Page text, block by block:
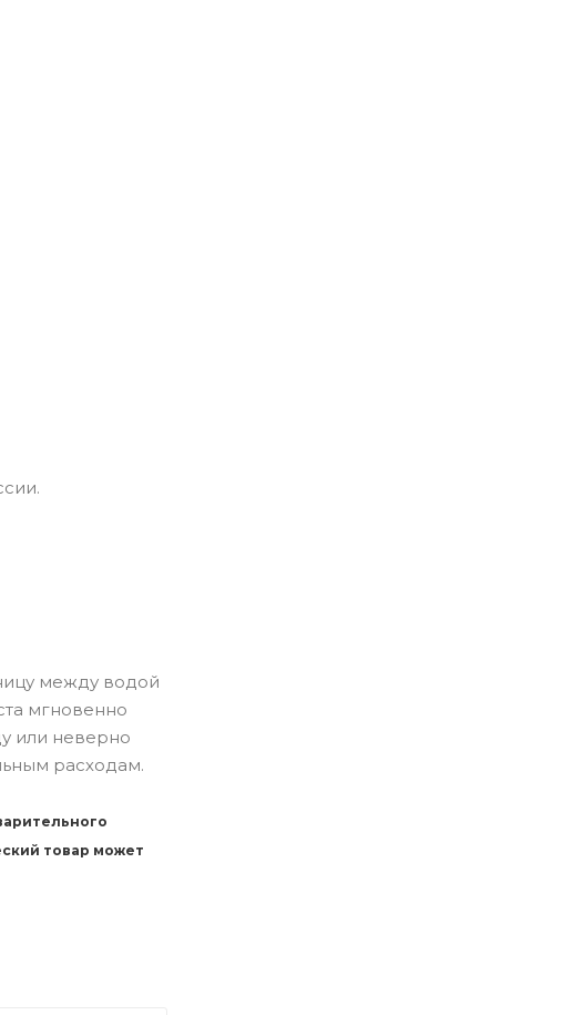
между водой
мгновенно
или неверно
расходам.
товар может